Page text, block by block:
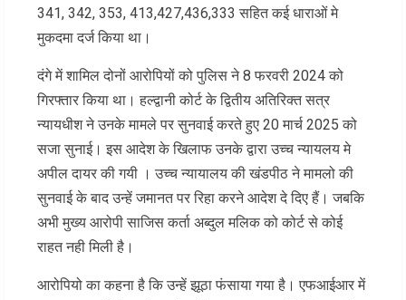
341, 342, 353, 413,427,436,333 सहित कई धाराओं मे
मुकदमा दर्ज किया था।
दंगे में शामिल दोनों आरोपियों को पुलिस ने 8 फरवरी 2024 को
गिरफ्तार किया था। हल्द्वानी कोर्ट के द्वितीय अतिरिक्त सत्र
न्यायधीश ने उनके मामले पर सुनवाई करते हुए 20 मार्च 2025 को
सजा सुनाई। इस आदेश के खिलाफ उनके द्वारा उच्च न्यायलय मे
अपील दायर की गयी । उच्च न्यायालय की खंडपीठ ने मामलो की
सुनवाई के बाद उन्हें जमानत पर रिहा करने आदेश दे दिए हैं। जबकि
अभी मुख्य आरोपी साजिस कर्ता अब्दुल मलिक को कोर्ट से कोई
राहत नही मिली है।
आरोपियो का कहना है कि उन्हें झूठा फंसाया गया है। एफआईआर में